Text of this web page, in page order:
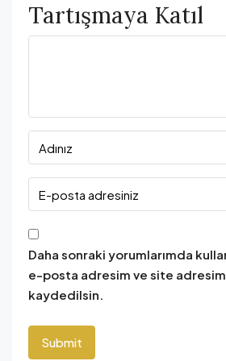
Tartışmaya Katıl
Daha sonraki yorumlarımda
e-posta adresim ve site adresim
kaydedilsin.